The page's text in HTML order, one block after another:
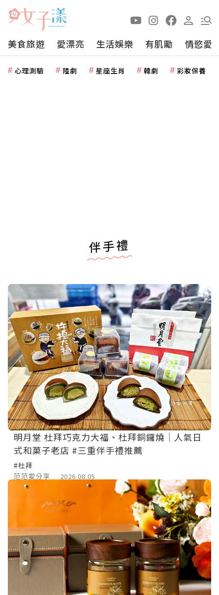
美食旅遊 愛漂亮 生活娛樂 有肌勵 情慾愛
心理測驗 陸劇 星座生肖 韓劇 彩妝保養
伴手禮
明月堂 杜拜巧克力大福、杜拜銅鑼燒｜人氣日
式和菓子老店 #三重伴手禮推薦
#杜拜
范范愛分享
2026.08.05